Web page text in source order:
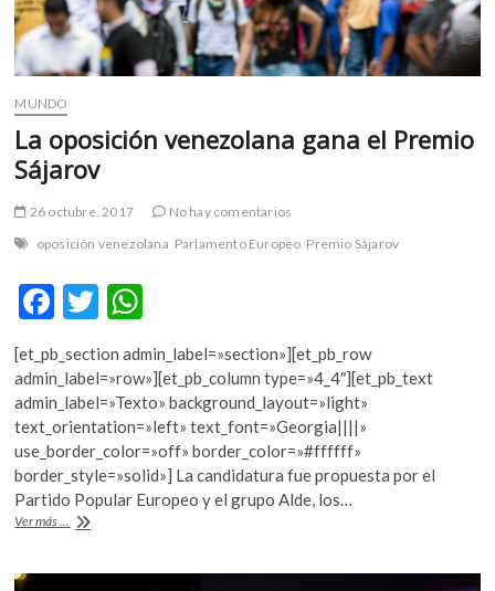
MUNDO
La oposición venezolana gana el Premio
Sájarov
26 octubre, 2017
No hay comentarios
oposición venezolana Parlamento Europeo Premio Sájarov
F
e
b
o
o
k
T
itt
er
at
s
A
p
p
[et_pb_section admin_label=»section»][et_pb_row
admin_label=»row»][et_pb_column type=»4_4″][et_pb_text
admin_label=»Texto» background_layout=»light»
text_orientation=»left» text_font=»Georgia||||»
use_border_color=»off» border_color=»#ffffff»
border_style=»solid»] La candidatura fue propuesta por el
Partido Popular Europeo y el grupo Alde, los…
Ver más ...
La
gana